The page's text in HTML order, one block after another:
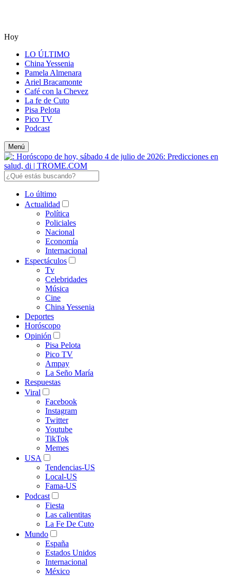
Hoy
LO ÚLTIMO
China Yessenia
Pamela Almenara
Ariel Bracamonte
Café con la Chevez
La fe de Cuto
Pisa Pelota
Pico TV
Podcast
Menú
Lo último
Actualidad
Política
Policiales
Nacional
Economía
Internacional
Espectáculos
Tv
Celebridades
Música
Cine
China Yessenia
Deportes
Horóscopo
Opinión
Pisa Pelota
Pico TV
Ampay
La Seño María
Respuestas
Viral
Facebook
Instagram
Twitter
Youtube
TikTok
Memes
USA
Tendencias-US
Local-US
Fama-US
Podcast
Fiesta
Las calientitas
La Fe De Cuto
Mundo
España
Estados Unidos
Internacional
México